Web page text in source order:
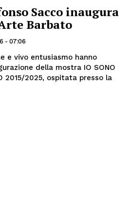
Sacco inaugura
Barbato
- 07:06
e vivo entusiasmo hanno
della mostra IO SONO
2015/2025, ospitata presso la